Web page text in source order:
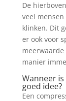
De
veel
klinken. Dit
er ook voor
manier
Wanneer
goed idee?
Een